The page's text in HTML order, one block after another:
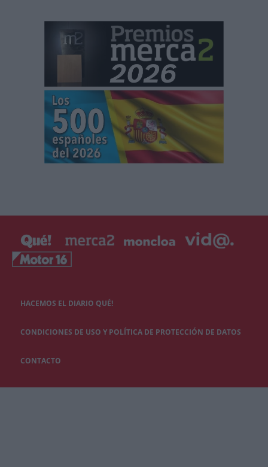
HACEMOS EL DIARIO QUÉ!
CONDICIONES DE USO Y POLÍTICA DE PROTECCIÓN DE DATOS
CONTACTO